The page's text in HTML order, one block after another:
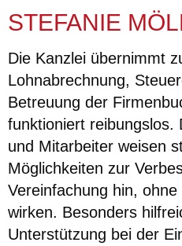
STEFANIE
Die Kanzlei übernimmt
Lohnabrechnung,
Betreuung der
funktioniert reibungslos.
und Mitarbeiter weisen
Möglichkeiten zur
Vereinfachung hin,
wirken. Besonders
Unterstützung bei der